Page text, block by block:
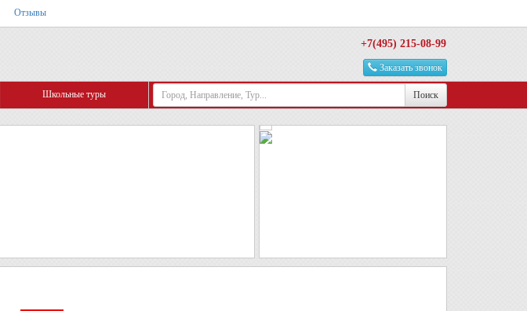
Отзывы
+7(495) 215-08-99
Заказать звонок
Школьные туры Поиск